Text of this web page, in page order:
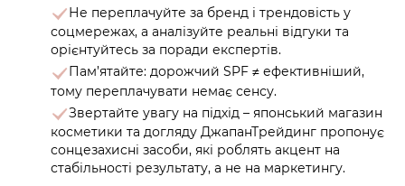
Не переплачуйте за бренд і трендовість у
соцмережах, а аналізуйте реальні відгуки та
орієнтуйтесь за поради експертів.
Пам’ятайте: дорожчий SPF ≠ ефективніший,
тому переплачувати немає сенсу.
Звертайте увагу на підхід – японський магазин
косметики та догляду ДжапанТрейдинг пропонує
сонцезахисні засоби, які роблять акцент на
стабільності результату, а не на маркетингу.